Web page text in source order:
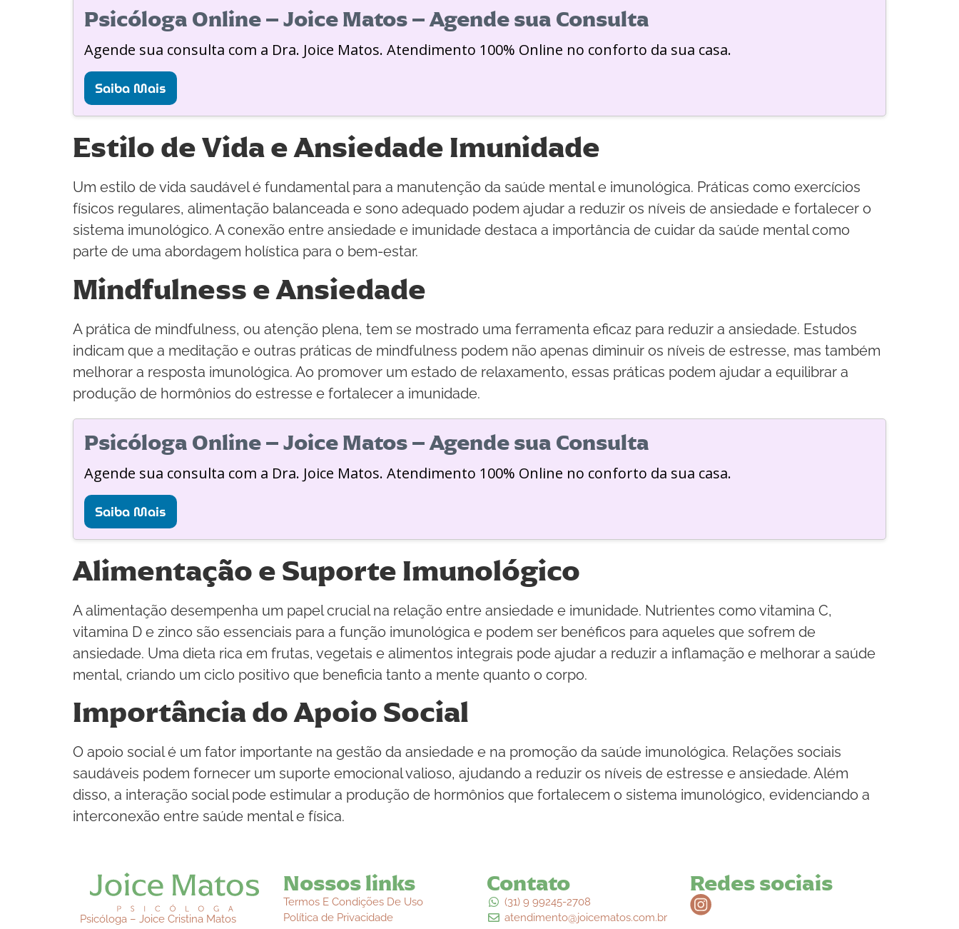
Psicóloga Online – Joice Matos – Agende sua Consulta
Agende sua consulta com a Dra. Joice Matos. Atendimento 100% Online no conforto da sua casa.
Saiba Mais
Estilo de Vida e Ansiedade Imunidade
Um estilo de vida saudável é fundamental para a manutenção da saúde mental e imunológica. Práticas como exercícios
físicos regulares, alimentação balanceada e sono adequado podem ajudar a reduzir os níveis de ansiedade e fortalecer o
sistema imunológico. A conexão entre ansiedade e imunidade destaca a importância de cuidar da saúde mental como
parte de uma abordagem holística para o bem-estar.
Mindfulness e Ansiedade
A prática de mindfulness, ou atenção plena, tem se mostrado uma ferramenta eficaz para reduzir a ansiedade. Estudos
indicam que a meditação e outras práticas de mindfulness podem não apenas diminuir os níveis de estresse, mas também
melhorar a resposta imunológica. Ao promover um estado de relaxamento, essas práticas podem ajudar a equilibrar a
produção de hormônios do estresse e fortalecer a imunidade.
Psicóloga Online – Joice Matos – Agende sua Consulta
Agende sua consulta com a Dra. Joice Matos. Atendimento 100% Online no conforto da sua casa.
Saiba Mais
Alimentação e Suporte Imunológico
A alimentação desempenha um papel crucial na relação entre ansiedade e imunidade. Nutrientes como vitamina C,
vitamina D e zinco são essenciais para a função imunológica e podem ser benéficos para aqueles que sofrem de
ansiedade. Uma dieta rica em frutas, vegetais e alimentos integrais pode ajudar a reduzir a inflamação e melhorar a saúde
mental, criando um ciclo positivo que beneficia tanto a mente quanto o corpo.
Importância do Apoio Social
O apoio social é um fator importante na gestão da ansiedade e na promoção da saúde imunológica. Relações sociais
saudáveis podem fornecer um suporte emocional valioso, ajudando a reduzir os níveis de estresse e ansiedade. Além
disso, a interação social pode estimular a produção de hormônios que fortalecem o sistema imunológico, evidenciando a
interconexão entre saúde mental e física.
Psicóloga – Joice Cristina Matos
Nossos links
Termos E Condições De Uso
Política de Privacidade
Contato
(31) 9 99245-2708
atendimento@joicematos.com.br
Redes sociais